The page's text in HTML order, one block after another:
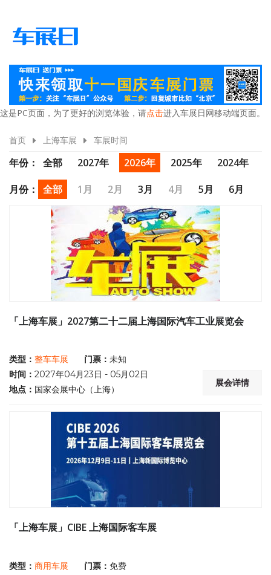
这是PC页面，为了更好的浏览体验，请点击进入车展日网移动端页面。
首页 上海车展 车展时间
年份： 全部 2027年 2026年 2025年
2024年
2023年
2022年 2021年
月份： 全部 1月 2月 3月 4月 5月
6月
8月 10月 11月 12月
「上海车展」2027第二十二届上海国际汽车工业展览会
类型： 整车车展 门票： 未知
时间： 2027年04月23日 - 05月02日
地点： 国家会展中心（上海）
展会详情
「上海车展」CIBE 上海国际客车展
类型： 商用车展 门票： 免费